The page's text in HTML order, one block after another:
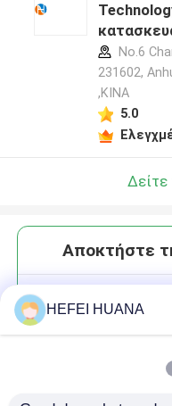
No.6
231602,
,ΚΙΝΑ
5.0
Αποκτήστε
HEFEI HUANA